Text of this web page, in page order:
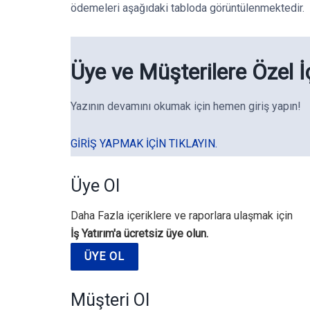
ödemeleri aşağıdaki tabloda görüntülenmektedir.
Üye ve Müşterilere Özel
Yazının devamını okumak için hemen giriş yapın!
GIRIŞ YAPMAK IÇIN TIKLAYIN.
Üye Ol
Daha Fazla içeriklere ve raporlara ulaşmak için
İş Yatırım'a ücretsiz üye olun.
ÜYE OL
Müşteri Ol